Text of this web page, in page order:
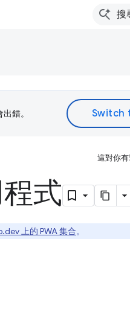
錯。
這對你
式
上的 PWA 集合。